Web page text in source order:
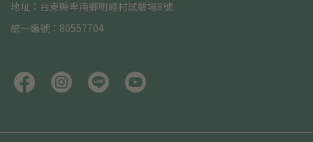
地址：台東縣卑南鄉明峰村試驗場8號
統一編號：80557704